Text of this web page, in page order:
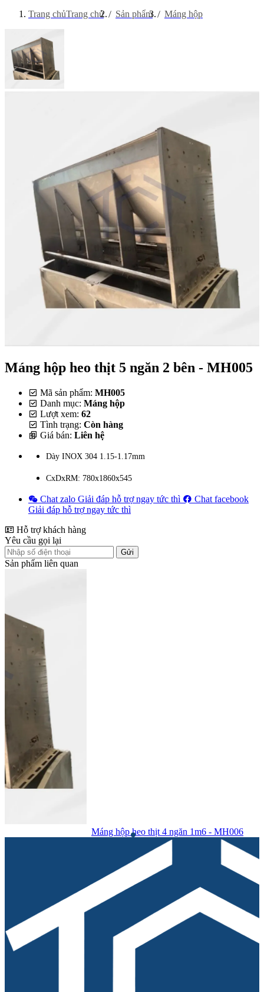
Trang chủTrang chủ Sản phẩm Máng hộp
Máng hộp heo thịt 5 ngăn 2 bên - MH005
Mã sản phẩm: MH005
Danh mục: Máng hộp
Lượt xem: 62
Tình trạng: Còn hàng
Giá bán: Liên hệ
Dày INOX 304 1.15-1.17mm
CxDxRM: 780x1860x545
Chat zalo Giải đáp hỗ trợ ngay tức thì
Chat facebook
Giải đáp hỗ trợ ngay tức thì
Hỗ trợ khách hàng
Yêu cầu gọi lại
Gửi
Sản phẩm liên quan
Máng hộp heo thịt 4 ngăn 1m6 - MH006